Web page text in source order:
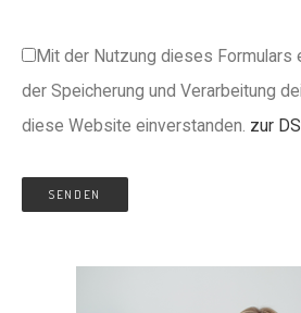
Mit der Nutzung dieses Formulars
der Speicherung und Verarbeitung
diese Website einverstanden. zur